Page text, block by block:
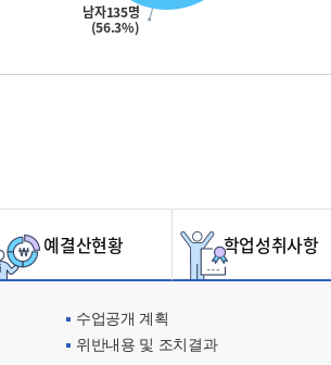
남자135명
(56.3%)
예결산현황 학업성취사항
수업공개 계획
위반내용 및 조치결과